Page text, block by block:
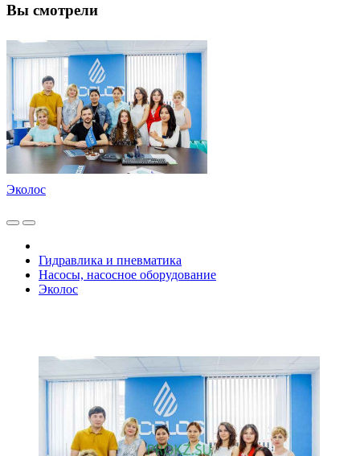
Вы смотрели
Эколос
Гидравлика и пневматика
Насосы, насосное оборудование
Эколос